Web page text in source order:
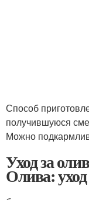
Способ
получившуюся
Можно
Уход за
Олива: